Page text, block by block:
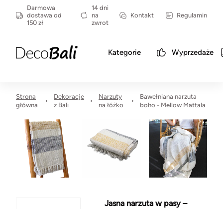
Darmowa
dostawa od
150 zł
14 dni
na
zwrot
Kontakt Regulamin
Kategorie Wyprzedaże
Strona
główna
Dekoracje
z Bali
Narzuty
na łóżko
Bawełniana narzuta
boho - Mellow Mattala
Jasna narzuta w pasy –